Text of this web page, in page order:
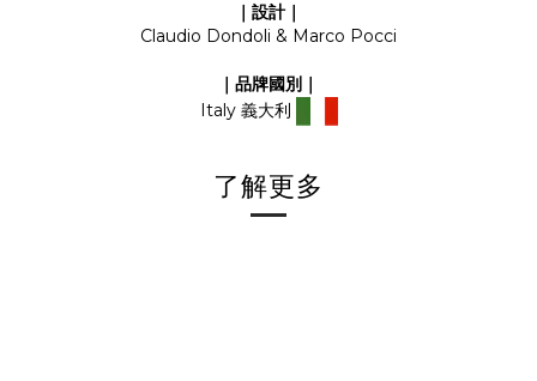
｜設計｜
Claudio Dondoli & Marco Pocci
｜品牌國別 ｜
Italy義大利
了解更多